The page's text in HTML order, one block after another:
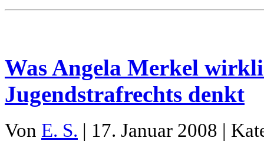
Was Angela Merkel
Jugendstrafrechts denkt
Von E. S. | 17. Januar 2008 |